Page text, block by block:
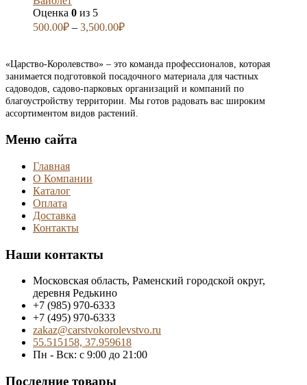
Оценка 0 из 5
500.00₽ – 3,500.00₽
«Царство-Королевство» – это команда профессионалов, которая
занимается подготовкой посадочного материала для частных
садоводов, садово-парковых организаций и компаний по
благоустройству территории. Мы готов радовать вас широким
ассортиментом видов растений.
Меню сайта
Главная
О Компании
Каталог
Оплата
Доставка
Контакты
Наши контакты
Московская область, Раменский городской округ,
деревня Редькино
+7 (985) 970-6333
+7 (495) 970-6333
zakaz@carstvokorolevstvo.ru
55.515158, 37.959618
Пн - Вск: с 9:00 до 21:00
Последние товары